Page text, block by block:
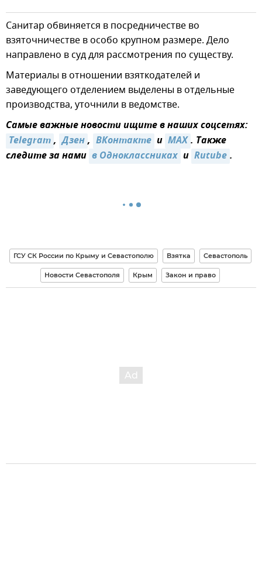
Санитар обвиняется в посредничестве во
взяточничестве в особо крупном размере. Дело
направлено в суд для рассмотрения по существу.
Материалы в отношении взяткодателей и
заведующего отделением выделены в отдельные
производства, уточнили в ведомстве.
Самые важные новости ищите в наших соцсетях:
Telegram, Дзен, ВКонтакте и MAX. Также
следите за нами в Одноклассниках и Rutube.
ГСУ СК России по Крыму и Севастополю Взятка Севастополь
Новости Севастополя Крым Закон и право